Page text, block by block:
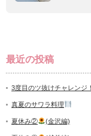
最近の投稿
3度目のツ抜けチャレンジ
真夏のサワラ料理
夏休み② (金沢編)